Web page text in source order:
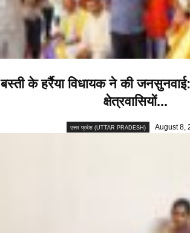
बस्ती के हर्रैया विधायक ने की
क्षेत्रवासियों...
उत्तर प्रदेश (UTTAR PRADESH) August 8,